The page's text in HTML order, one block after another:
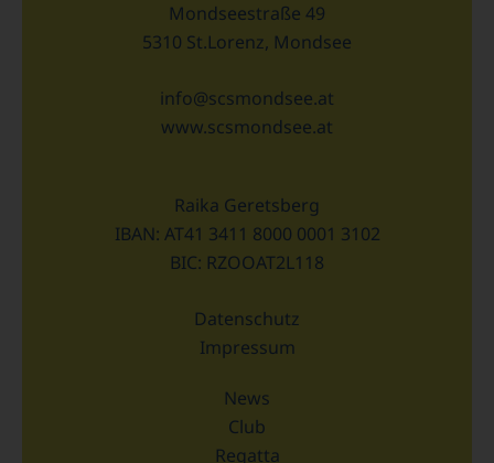
Mondseestraße 49
5310 St.Lorenz, Mondsee
info@scsmondsee.at
www.scsmondsee.at
Raika Geretsberg
IBAN: AT41 3411 8000 0001 3102
BIC: RZOOAT2L118
Datenschutz
Impressum
News
Club
Regatta